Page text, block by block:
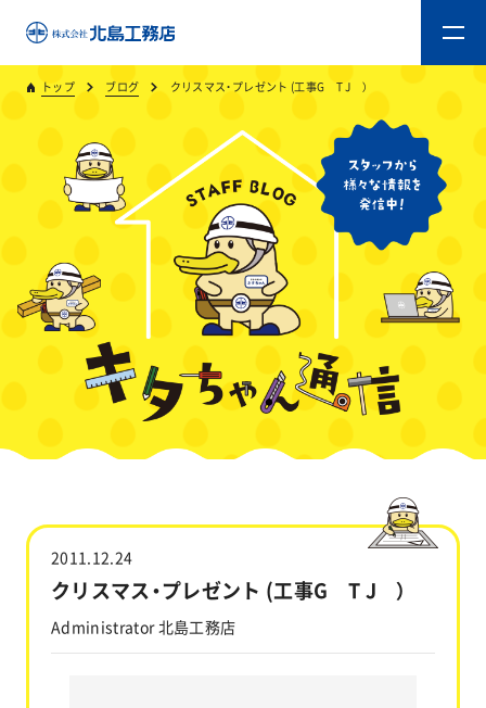
トップ ブログ クリスマス・プレゼント (工事G T J ）
2011.12.24
クリスマス・プレゼント (工事G T J ）
Administrator 北島工務店
トップ
キタジマのものづくり
重量木骨造SE構法
新築工事
リフォーム
キャラクター